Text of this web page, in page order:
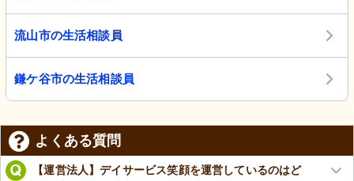
流山市の生活相談員
鎌ケ谷市の生活相談員
よくある質問
【運営法人】デイサービス笑顔を運営しているのはど